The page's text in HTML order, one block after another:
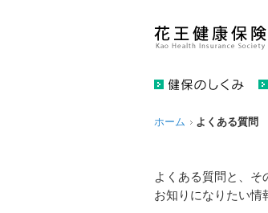
ホーム よくある質問
よくある質問と、そ
お知りになりたい情